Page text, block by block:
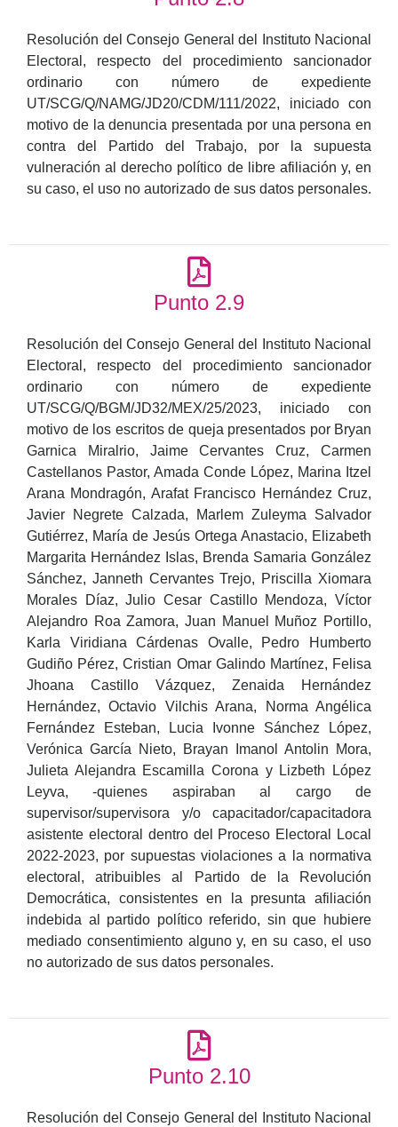
Resolución del Consejo General del Instituto Nacional
Electoral, respecto del procedimiento sancionador
ordinario con número de expediente
UT/SCG/Q/NAMG/JD20/CDM/111/2022, iniciado con
motivo de la denuncia presentada por una persona en
contra del Partido del Trabajo, por la supuesta
vulneración al derecho político de libre afiliación y, en
su caso, el uso no autorizado de sus datos personales.
Punto 2.9
Resolución del Consejo General del Instituto Nacional
Electoral, respecto del procedimiento sancionador
ordinario con número de expediente
UT/SCG/Q/BGM/JD32/MEX/25/2023, iniciado con
motivo de los escritos de queja presentados por Bryan
Garnica Miralrio, Jaime Cervantes Cruz, Carmen
Castellanos Pastor, Amada Conde López, Marina Itzel
Arana Mondragón, Arafat Francisco Hernández Cruz,
Javier Negrete Calzada, Marlem Zuleyma Salvador
Gutiérrez, María de Jesús Ortega Anastacio, Elizabeth
Margarita Hernández Islas, Brenda Samaria González
Sánchez, Janneth Cervantes Trejo, Priscilla Xiomara
Morales Díaz, Julio Cesar Castillo Mendoza, Víctor
Alejandro Roa Zamora, Juan Manuel Muñoz Portillo,
Karla Viridiana Cárdenas Ovalle, Pedro Humberto
Gudiño Pérez, Cristian Omar Galindo Martínez, Felisa
Jhoana Castillo Vázquez, Zenaida Hernández
Hernández, Octavio Vilchis Arana, Norma Angélica
Fernández Esteban, Lucia Ivonne Sánchez López,
Verónica García Nieto, Brayan Imanol Antolin Mora,
Julieta Alejandra Escamilla Corona y Lizbeth López
Leyva, -quienes aspiraban al cargo de
supervisor/supervisora y/o capacitador/capacitadora
asistente electoral dentro del Proceso Electoral Local
2022-2023, por supuestas violaciones a la normativa
electoral, atribuibles al Partido de la Revolución
Democrática, consistentes en la presunta afiliación
indebida al partido político referido, sin que hubiere
mediado consentimiento alguno y, en su caso, el uso
no autorizado de sus datos personales.
Punto 2.10
Resolución del Consejo General del Instituto Nacional